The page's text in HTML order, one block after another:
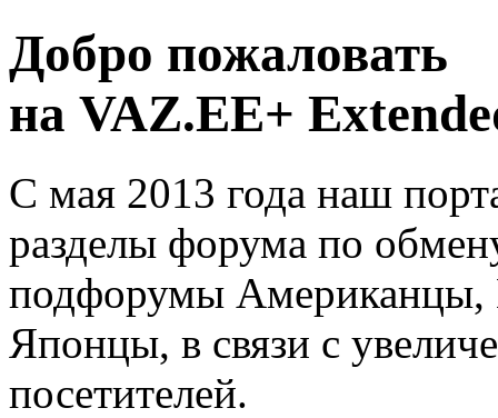
Добро пожаловать
на VAZ.EE+
С мая 2013 года наш
разделы форума по
подфорумы
Японцы, в связи с
посетителей.